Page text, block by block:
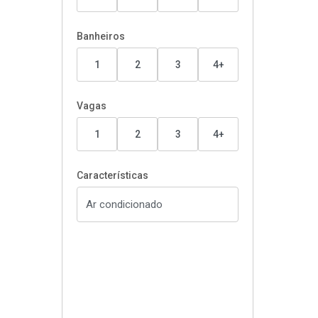
Banheiros
1 2 3 4+
Vagas
1 2 3 4+
Características